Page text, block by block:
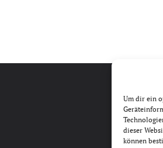
Um dir ein
dieser
können